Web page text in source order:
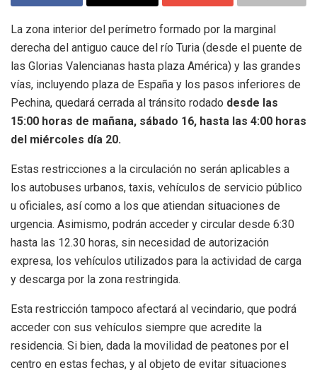
La zona interior del perímetro formado por la marginal
derecha del antiguo cauce del río Turia (desde el puente de
las Glorias Valencianas hasta plaza América) y las grandes
vías, incluyendo plaza de España y los pasos inferiores de
Pechina, quedará cerrada al tránsito rodado desde las
15:00 horas de mañana, sábado 16, hasta las 4:00 horas
del miércoles día 20.
Estas restricciones a la circulación no serán aplicables a
los autobuses urbanos, taxis, vehículos de servicio público
u oficiales, así como a los que atiendan situaciones de
urgencia. Asimismo, podrán acceder y circular desde 6:30
hasta las 12.30 horas, sin necesidad de autorización
expresa, los vehículos utilizados para la actividad de carga
y descarga por la zona restringida.
Esta restricción tampoco afectará al vecindario, que podrá
acceder con sus vehículos siempre que acredite la
residencia. Si bien, dada la movilidad de peatones por el
centro en estas fechas, y al objeto de evitar situaciones